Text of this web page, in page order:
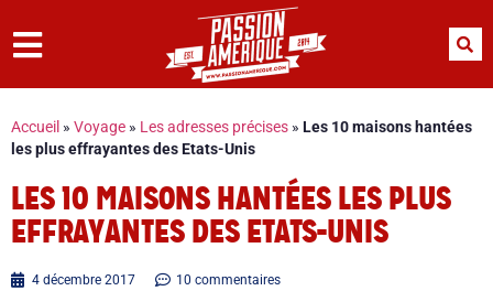
Accueil » Voyage » Les adresses précises » Les 10 maisons hantées
les plus effrayantes des Etats-Unis
LES 10 MAISONS HANTÉES LES PLUS
EFFRAYANTES DES ETATS-UNIS
4 décembre 2017
10 commentaires